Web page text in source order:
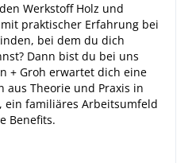
Werkstoff Holz und
praktischer Erfahrung bei
bei dem du dich
Dann bist du bei uns
+ Groh erwartet dich eine
aus Theorie und Praxis in
familiäres Arbeitsumfeld
Benefits.